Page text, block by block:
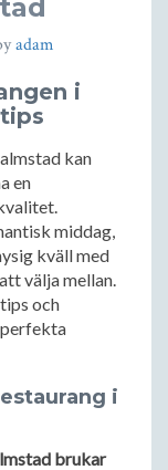
adam
i
kan
en
middag,
kväll med
välja mellan.
och
i
brukar